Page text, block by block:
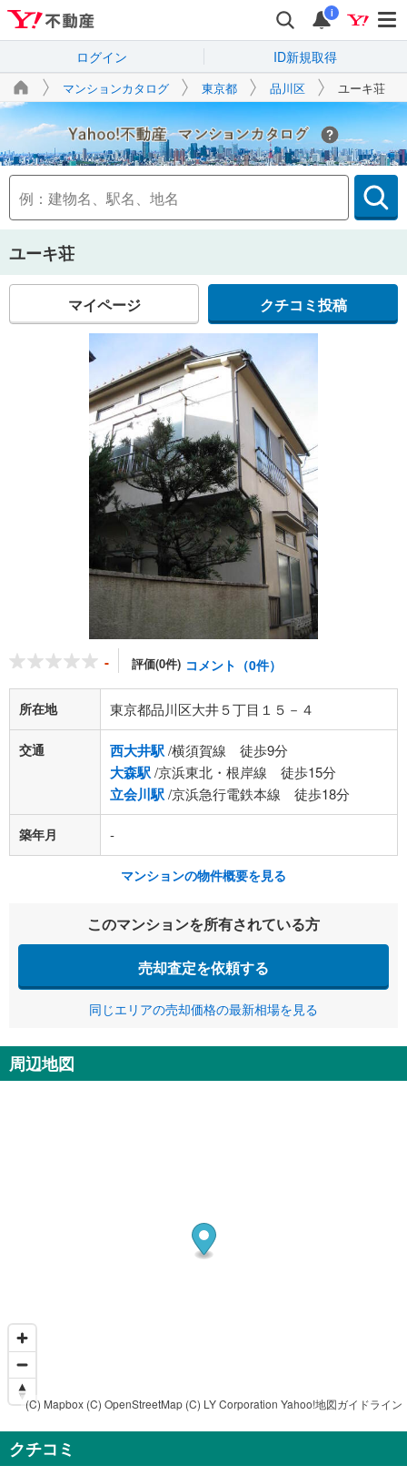
i
ログイン ID新規取得
マンションカタログ 東京都 品川区 ユーキ荘
Yahoo!不動産
ユーキ荘
マイページ クチコミ投稿
- 評価(0件) コメント（0件）
所在地 東京都品川区大井５丁目１５－４
交通 西大井駅/横須賀線 徒歩9分
大森駅/京浜東北・根岸線 徒歩15分
立会川駅/京浜急行電鉄本線 徒歩18分
築年月 -
マンションの物件概要を見る
このマンションを所有されている方
売却査定を依頼する
同じエリアの売却価格の最新相場を見る
周辺地図
(C) Mapbox (C) OpenStreetMap (C) LY Corporation Yahoo!地図ガイドライン
クチコミ